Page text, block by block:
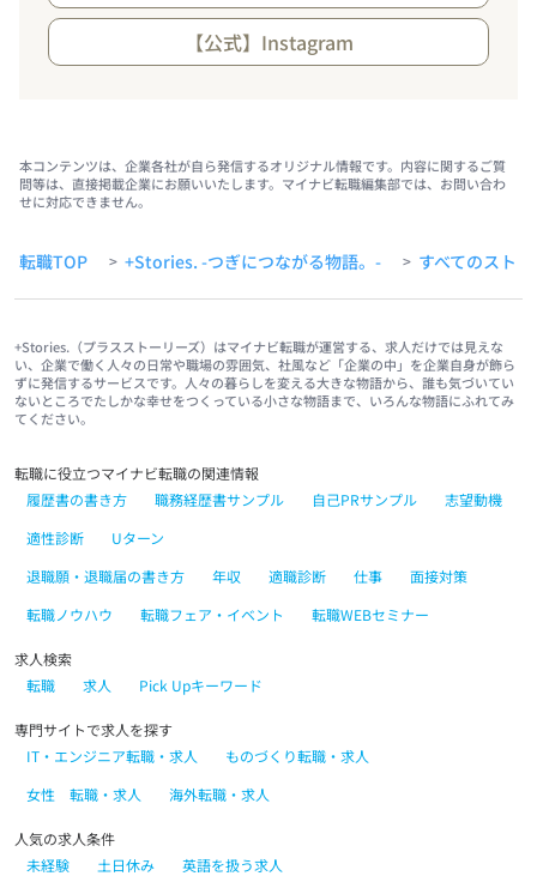
【公式】Instagram
本コンテンツは、企業各社が自ら発信するオリジナル情報です。内容に関するご質
問等は、直接掲載企業にお願いいたします。マイナビ転職編集部では、お問い合わ
せに対応できません。
転職TOP > +Stories. -つぎにつながる物語。- > すべてのスト
+Stories.（プラスストーリーズ）はマイナビ転職が運営する、求人だけでは見えな
い、企業で働く人々の日常や職場の雰囲気、社風など「企業の中」を企業自身が飾ら
ずに発信するサービスです。人々の暮らしを変える大きな物語から、誰も気づいてい
ないところでたしかな幸せをつくっている小さな物語まで、いろんな物語にふれてみ
てください。
転職に役立つマイナビ転職の関連情報
履歴書の書き方
職務経歴書サンプル 自己PRサンプル
志望動機
適性診断
Uターン
退職願・退職届の書き方
年収 適職診断 仕事
面接対策
転職ノウハウ
転職フェア・イベント 転職WEBセミナー
求人検索
転職
求人 Pick Upキーワード
専門サイトで求人を探す
IT・エンジニア転職・求人
ものづくり転職・求人
女性 転職・求人
海外転職・求人
人気の求人条件
未経験
土日休み 英語を扱う求人